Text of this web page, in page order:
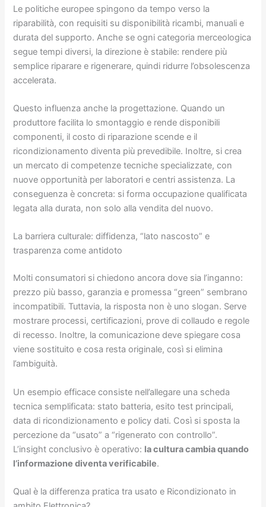
Le politiche europee spingono da tempo verso la
riparabilità, con requisiti su disponibilità ricambi, manuali e
durata del supporto. Anche se ogni categoria merceologica
segue tempi diversi, la direzione è stabile: rendere più
semplice riparare e rigenerare, quindi ridurre l’obsolescenza
accelerata.
Questo influenza anche la progettazione. Quando un
produttore facilita lo smontaggio e rende disponibili
componenti, il costo di riparazione scende e il
ricondizionamento diventa più prevedibile. Inoltre, si crea
un mercato di competenze tecniche specializzate, con
nuove opportunità per laboratori e centri assistenza. La
conseguenza è concreta: si forma occupazione qualificata
legata alla durata, non solo alla vendita del nuovo.
La barriera culturale: diffidenza, “lato nascosto” e
trasparenza come antidoto
Molti consumatori si chiedono ancora dove sia l’inganno:
prezzo più basso, garanzia e promessa “green” sembrano
incompatibili. Tuttavia, la risposta non è uno slogan. Serve
mostrare processi, certificazioni, prove di collaudo e regole
di recesso. Inoltre, la comunicazione deve spiegare cosa
viene sostituito e cosa resta originale, così si elimina
l’ambiguità.
Un esempio efficace consiste nell’allegare una scheda
tecnica semplificata: stato batteria, esito test principali,
data di ricondizionamento e policy dati. Così si sposta la
percezione da “usato” a “rigenerato con controllo”.
L’insight conclusivo è operativo: la cultura cambia quando
l’informazione diventa verificabile.
Qual è la differenza pratica tra usato e Ricondizionato in